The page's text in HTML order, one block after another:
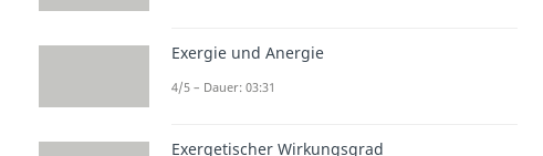
Exergie und Anergie
4/5 – Dauer: 03:31
Exergetischer Wirkungsgrad